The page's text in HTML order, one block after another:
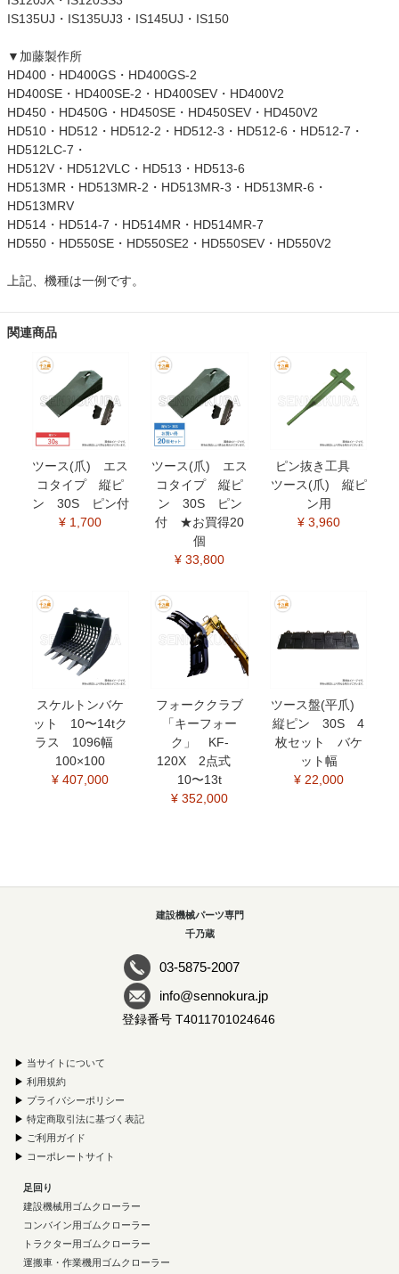
IS135UJ・IS135UJ3・IS145UJ・IS150
▼加藤製作所
HD400・HD400GS・HD400GS-2
HD400SE・HD400SE-2・HD400SEV・HD400V2
HD450・HD450G・HD450SE・HD450SEV・HD450V2
HD510・HD512・HD512-2・HD512-3・HD512-6・HD512-7・
HD512LC-7・
HD512V・HD512VLC・HD513・HD513-6
HD513MR・HD513MR-2・HD513MR-3・HD513MR-6・
HD513MRV
HD514・HD514-7・HD514MR・HD514MR-7
HD550・HD550SE・HD550SE2・HD550SEV・HD550V2
上記、機種は一例です。
関連商品
ツース(爪) エス
コタイプ 縦ピ
ン 30S ピン付
¥ 1,700
ツース(爪) エス
コタイプ 縦ピ
ン 30S ピン
付 ★お買得20
個
¥ 33,800
ピン抜き工具
ツース(爪) 縦ピ
ン用
¥ 3,960
スケルトンバケ
ット 10〜14tク
ラス 1096幅
100×100
¥ 407,000
フォーククラブ
「キーフォー
ク」 KF-
120X 2点式
10〜13t
¥ 352,000
ツース盤(平爪)
縦ピン 30S 4
枚セット バケ
ット幅
¥ 22,000
建設機械パーツ専門
千乃蔵
03-5875-2007
info@sennokura.jp
登録番号 T4011701024646
▶ 当サイトについて
▶ 利用規約
▶ プライバシーポリシー
▶ 特定商取引法に基づく表記
▶ ご利用ガイド
▶ コーポレートサイト
足回り
建設機械用ゴムクローラー
コンバイン用ゴムクローラー
トラクター用ゴムクローラー
運搬車・作業機用ゴムクローラー